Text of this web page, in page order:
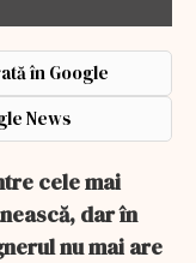
în Google
News
cele mai
dar în
nu mai are